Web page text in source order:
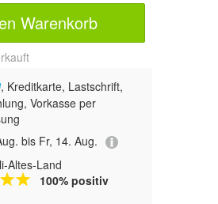
Warenkorb
, Kreditkarte, Lastschrift,
Vorkasse per
bis Fr, 14. Aug.
Altes-Land
100% positiv